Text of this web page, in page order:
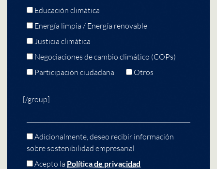
Educación climática
Energía limpia / Energía renovable
Justicia climática
Negociaciones de cambio climático (COPs)
Participación ciudadana
Otros
[/group]
Adicionalmente, deseo recibir información
sobre sostenibilidad empresarial
Acepto la Política de privacidad